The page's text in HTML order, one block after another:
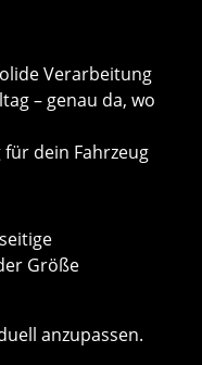
Verarbeitung
– genau da, wo
für dein Fahrzeug
Größe
anzupassen.